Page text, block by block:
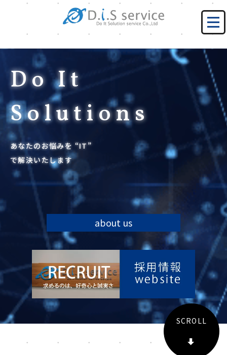
Do It
Solutions
あなたのお悩みを “IT”
で解決いたします
about us
SCROLL